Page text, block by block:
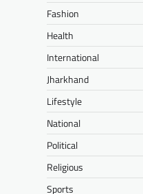
Fashion
Health
International
Jharkhand
Lifestyle
National
Political
Religious
Sports